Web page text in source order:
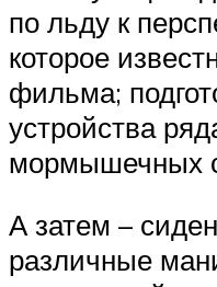
по льду к
которое
фильма;
устройства
мормышечных
А затем –
различные